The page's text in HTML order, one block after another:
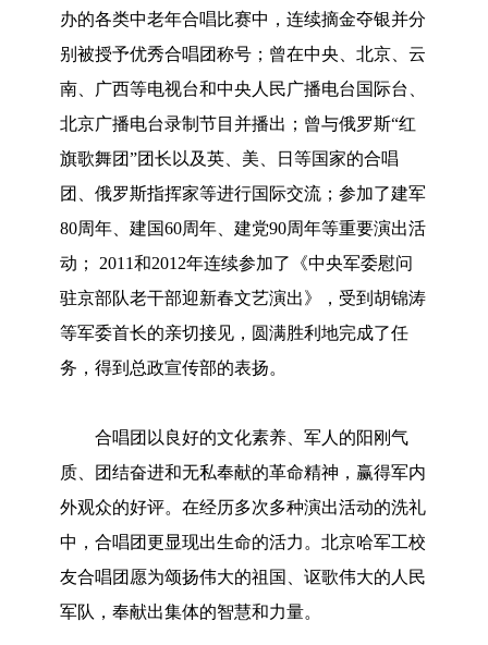
办的各类中老年合唱比赛中，连续摘金夺银并分
别被授予优秀合唱团称号；曾在中央、北京、云
南、广西等电视台和中央人民广播电台国际台、
北京广播电台录制节目并播出；曾与俄罗斯“红
旗歌舞团”团长以及英、美、日等国家的合唱
团、俄罗斯指挥家等进行国际交流；参加了建军
80周年、建国60周年、建党90周年等重要演出活
动； 2011和2012年连续参加了《中央军委慰问
驻京部队老干部迎新春文艺演出》，受到胡锦涛
等军委首长的亲切接见，圆满胜利地完成了任
务，得到总政宣传部的表扬。
合唱团以良好的文化素养、军人的阳刚气
质、团结奋进和无私奉献的革命精神，赢得军内
外观众的好评。在经历多次多种演出活动的洗礼
中，合唱团更显现出生命的活力。北京哈军工校
友合唱团愿为颂扬伟大的祖国、讴歌伟大的人民
军队，奉献出集体的智慧和力量。